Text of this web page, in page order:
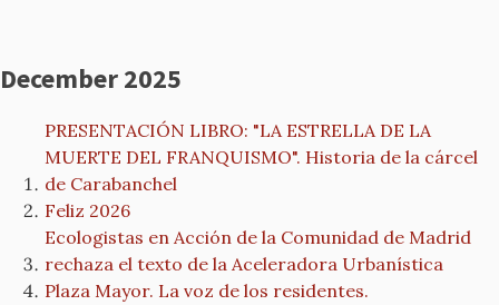
December 2025
PRESENTACIÓN LIBRO: "LA ESTRELLA DE LA
MUERTE DEL FRANQUISMO". Historia de la cárcel
de Carabanchel
Feliz 2026
Ecologistas en Acción de la Comunidad de Madrid
rechaza el texto de la Aceleradora Urbanística
Plaza Mayor. La voz de los residentes.